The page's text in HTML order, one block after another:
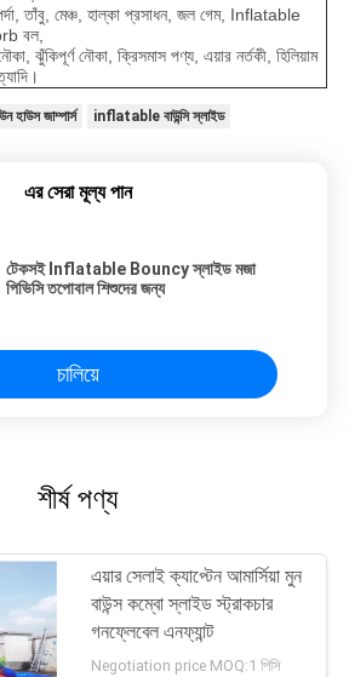
তাঁবু, মেঞ্চ, হাল্কা প্রসাধন, জল গেম, Inflatable
বল,
ঝুঁকিপূর্ণ নৌকা, ক্রিসমাস পণ্য, এয়ার নর্তকী, হিলিয়াম
হাউস জাম্পার্স inflatable বাউন্সি স্লাইড
এর সেরা মূল্য পান
টেকসই Inflatable Bouncy স্লাইড মজা
পিভিসি তপোবাল শিশুদের জন্য
চালিয়ে
শীর্ষ পণ্য
এয়ার সেলাই ক্যাপ্টেন আমার্সিয়া মুন
বাউন্স কম্বো স্লাইড স্ট্রাকচার
গনফ্লেবেল এনফ্যান্ট
Negotiation price MOQ:1 পিসি